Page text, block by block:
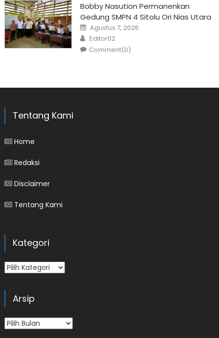
Bobby Nasution Permanenkan
Gedung SMPN 4 Sitolu Ori Nias Utara
Posted
on
Agustus 7, 2026
Author
Editor02
Comment(0)
Tentang Kami
Home
Redaksi
Disclaimer
Tentang Kami
Kategori
Kategori
Arsip
Arsip